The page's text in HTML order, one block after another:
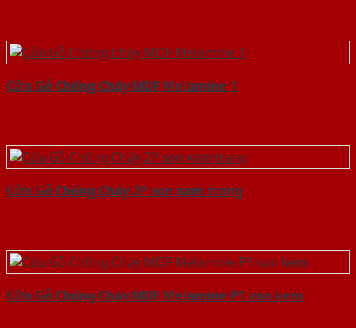
Cửa Gỗ Chống Cháy MDF Melamine 1
Cửa Gỗ Chống Cháy 2P son xam trang
Cửa Gỗ Chống Cháy MDF Melamine P1 van kem